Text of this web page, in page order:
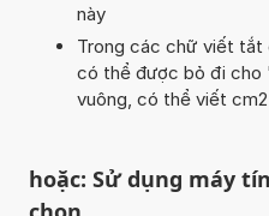
này
Trong các chữ viết
có thể được bỏ đi
vuông, có thể viết
hoặc: Sử dụng máy